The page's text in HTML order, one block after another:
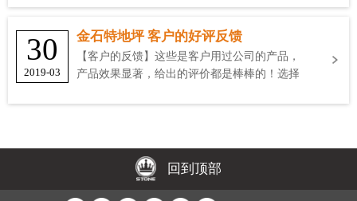
30
2019-03
金石特地坪 客户的好评反馈
【客户的反馈】这些是客户用过公司的产品，
产品效果显著，给出的评价都是棒棒的！选择
回到顶部